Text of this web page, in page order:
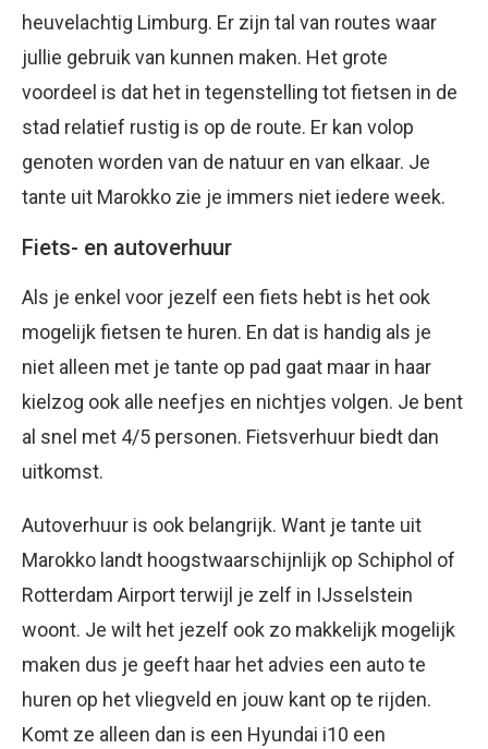
heuvelachtig Limburg. Er zijn tal van routes waar
jullie gebruik van kunnen maken. Het grote
voordeel is dat het in tegenstelling tot fietsen in de
stad relatief rustig is op de route. Er kan volop
genoten worden van de natuur en van elkaar. Je
tante uit Marokko zie je immers niet iedere week.
Fiets- en autoverhuur
Als je enkel voor jezelf een fiets hebt is het ook
mogelijk fietsen te huren. En dat is handig als je
niet alleen met je tante op pad gaat maar in haar
kielzog ook alle neefjes en nichtjes volgen. Je bent
al snel met 4/5 personen. Fietsverhuur biedt dan
uitkomst.
Autoverhuur is ook belangrijk. Want je tante uit
Marokko landt hoogstwaarschijnlijk op Schiphol of
Rotterdam Airport terwijl je zelf in IJsselstein
woont. Je wilt het jezelf ook zo makkelijk mogelijk
maken dus je geeft haar het advies een auto te
huren op het vliegveld en jouw kant op te rijden.
Komt ze alleen dan is een Hyundai i10 een